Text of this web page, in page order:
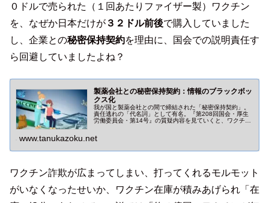
０ドルで売られた（１回あたりファイザー製）ワクチン
を、なぜか日本だけが ３２ドル前後で購入していました
し、企業との秘密保持契約を理由に、国会での説明責任す
ら回避していましたよね？
製薬会社との秘密保持契約：情報のブラックボッ
クス化
我が国と製薬会社との間で締結された「秘密保持契約」。
責任逃れの「代名詞」として有名。『第208回国会・厚生
労働委員会・第14号』の質疑内容を見ていくと、ワクチン
www.tanukazoku.net
ワクチン詐欺が広まってしまい、打ってくれるモルモット
がいなくなったせいか、ワクチン在庫が積みあげられ「在